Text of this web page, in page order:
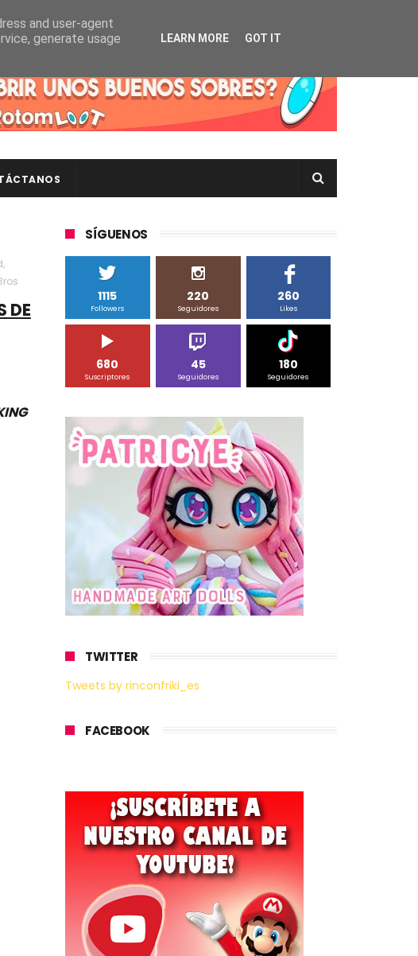
,
DE
SÍGUENOS
1115
Followers
220
Seguidores
260
Likes
680
Suscriptores
45
Seguidores
180
Seguidores
TWITTER
Tweets by rinconfriki_es
FACEBOOK
and user-agent
generate usage
LEARN MORE GOT IT